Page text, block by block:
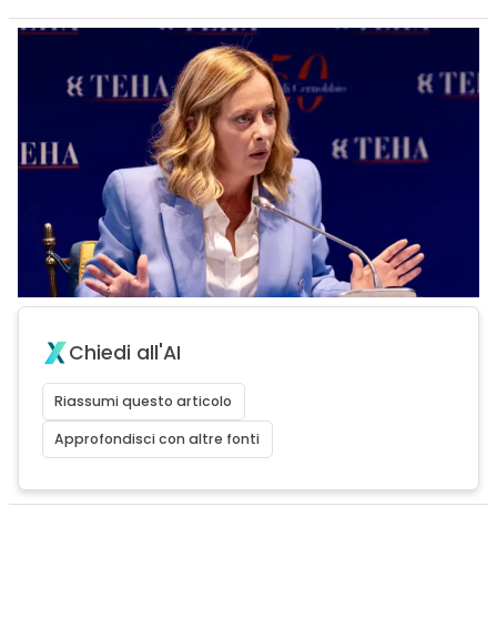
Chiedi all'AI
Riassumi questo articolo
Approfondisci con altre fonti